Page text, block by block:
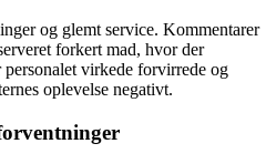
og glemt service. Kommentarer
forkert mad, hvor der
virkede forvirrede og
oplevelse negativt.